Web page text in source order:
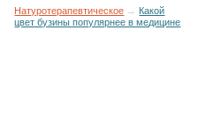
Натуротерапевтическое → Какой
цвет бузины популярнее в медицине